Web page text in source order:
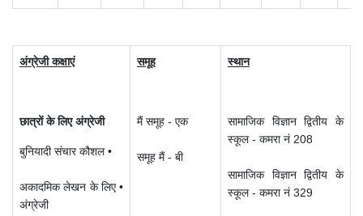
अंग्रेजी कक्षाएं
छात्रों के लिए अंग्रेजी
बुनियादी संचार कौशल •
अकादमिक लेखन के लिए •
अंग्रेजी
समूह
मैं समूह - एक
समूह मैं - बी
स्थान
सामाजिक विज्ञान द्वितीय के
स्कूल - कमरा नं 208
सामाजिक विज्ञान द्वितीय के
स्कूल - कमरा नं 329